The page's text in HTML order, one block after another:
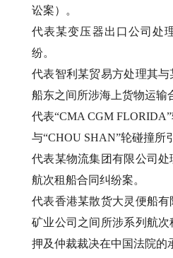
讼案）。
代表某变压器出口公司处
纷。
代表智利某贸易方处理其
船东之间所涉海上货物运输
代表“CMA CGM
与“CHOU SHAN”轮碰撞所
代表某物流集团有限公司处
航次租船合同纠纷案。
代表香港某散货大灵便船
矿业公司之间所涉系列航
押及仲裁裁决在中国法院的